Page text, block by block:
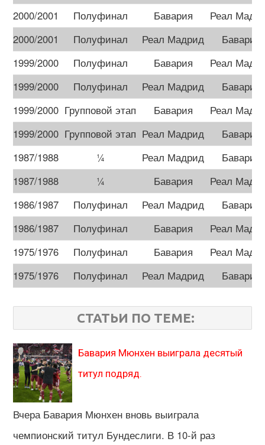
2000/2001
Полуфинал Бавария
Реал
2000/2001
Полуфинал Реал Мадрид
Бавария
1999/2000
Полуфинал Бавария
Реал
1999/2000
Полуфинал Реал Мадрид
Бавария
1999/2000 Групповой этап Бавария
Реал
1999/2000 Групповой этап Реал Мадрид
Бавария
1987/1988
¼ Реал Мадрид
Бавария
1987/1988
¼ Бавария
Реал
1986/1987
Полуфинал Реал Мадрид
Бавария
1986/1987
Полуфинал Бавария
Реал
1975/1976
Полуфинал Бавария
Реал
1975/1976
Полуфинал Реал Мадрид Бавария
СТАТЬИ ПО ТЕМЕ:
Бавария Мюнхен выиграла десятый
титул подряд.
Вчера Бавария Мюнхен вновь выиграла
чемпионский титул Бундеслиги. В 10-й раз